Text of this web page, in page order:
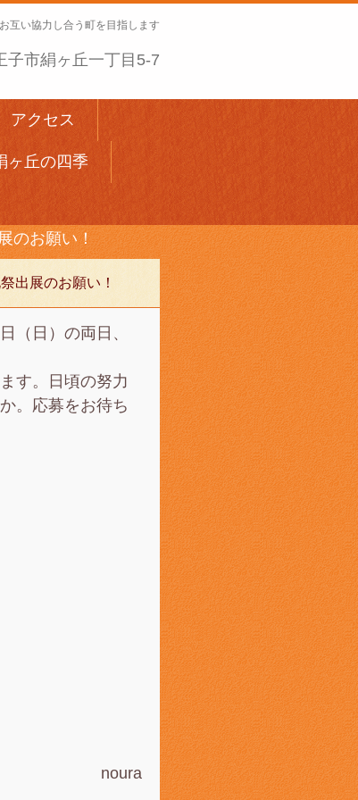
互い協力し合う町を目指します
子市絹ヶ丘一丁目5-7
アクセス
ヶ丘の四季
のお願い！
出展のお願い！
（日）の両日、
す。日頃の努力
。応募をお待ち
noura